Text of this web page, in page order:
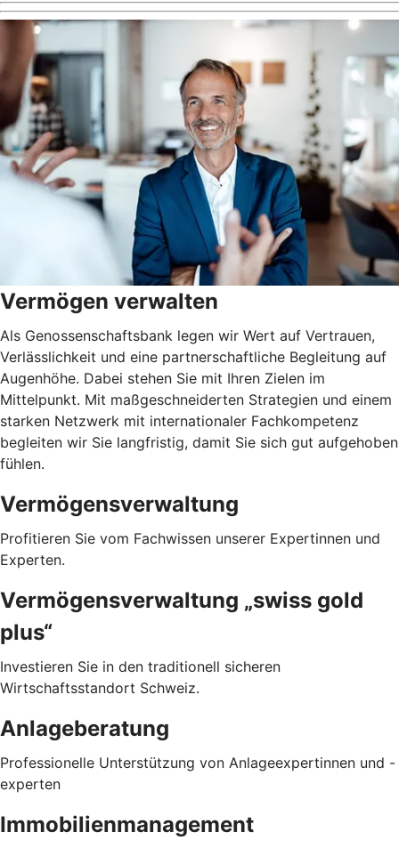
Vermögen verwalten
Als Genossenschaftsbank legen wir Wert auf Vertrauen,
Verlässlichkeit und eine partnerschaftliche Begleitung auf
Augenhöhe. Dabei stehen Sie mit Ihren Zielen im
Mittelpunkt. Mit maßgeschneiderten Strategien und einem
starken Netzwerk mit internationaler Fachkompetenz
begleiten wir Sie langfristig, damit Sie sich gut aufgehoben
fühlen.
Vermögensverwaltung
Profitieren Sie vom Fachwissen unserer Expertinnen und
Experten.
Vermögensverwaltung „swiss gold
plus“
Investieren Sie in den traditionell sicheren
Wirtschaftsstandort Schweiz.
Anlageberatung
Professionelle Unterstützung von Anlageexpertinnen und -
experten
Immobilienmanagement